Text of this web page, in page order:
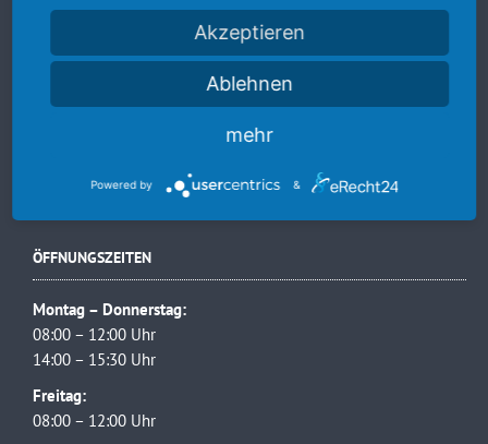
Leistungen
Datenschutz
ÖFFNUNGSZEITEN
Montag – Donnerstag:
08:00 – 12:00 Uhr
14:00 – 15:30 Uhr
Freitag:
08:00 – 12:00 Uhr
Akzeptieren
Ablehnen
mehr
Powered by &